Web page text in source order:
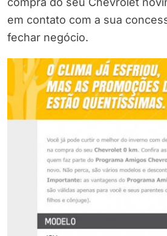
em contato com a sua
fechar negócio.